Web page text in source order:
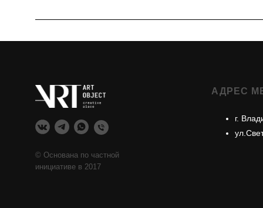
АДРЕС
г.
© Основана по частной
инициативе в 2017